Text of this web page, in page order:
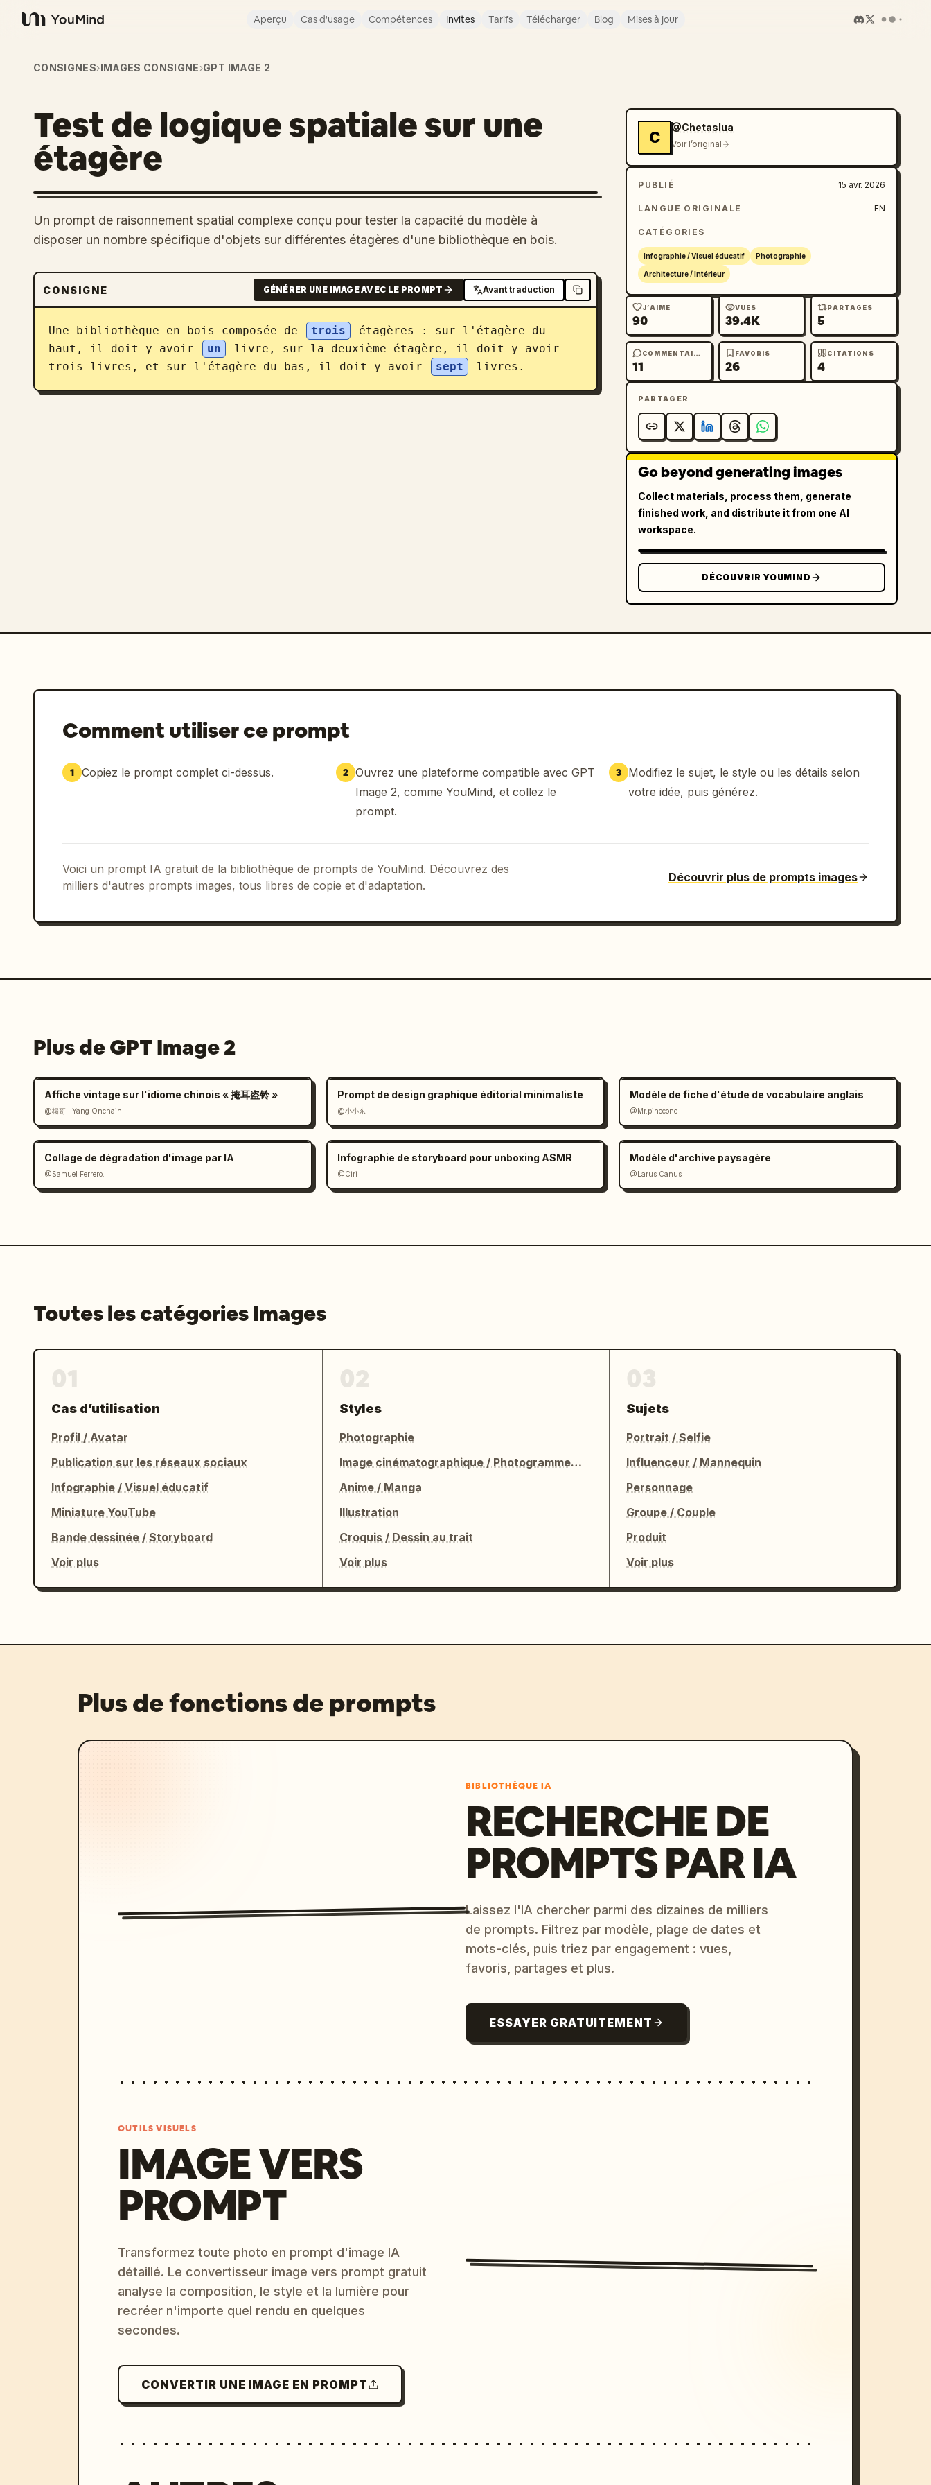
YouMind
Aperçu Cas d'usage Compétences Invites Tarifs Télécharger Blog Mises à jour
CONSIGNES›IMAGES CONSIGNE›GPT IMAGE 2
Test de logique spatiale sur une
étagère
Un prompt de raisonnement spatial complexe conçu pour tester la capacité du modèle à
disposer un nombre spécifique d'objets sur différentes étagères d'une bibliothèque en bois.
CONSIGNE GÉNÉRER UNE IMAGE AVEC LE PROMPT Avant traduction
Une bibliothèque en bois composée de trois
étagères : sur l'étagère du
haut, il doit y avoir
un
livre, sur la deuxième étagère, il doit y avoir
trois livres, et sur l'étagère du bas, il doit y avoir
sept livres.
C
@Chetaslua
Voir l’original
PUBLIÉ 15 avr. 2026
LANGUE ORIGINALE EN
CATÉGORIES
Infographie / Visuel éducatif Photographie
Architecture / Intérieur
J’AIME
90
VUES
39.4K
PARTAGES
5
COMMENTAIRES
11
FAVORIS
26
CITATIONS
4
PARTAGER
Go beyond generating images
Collect materials, process them, generate
finished work, and distribute it from one AI
workspace.
DÉCOUVRIR YOUMIND
Comment utiliser ce prompt
1 Copiez le prompt complet ci-dessus. 2 Ouvrez une plateforme compatible avec GPT
Image 2, comme YouMind, et collez le
prompt.
3
Modifiez le sujet, le style ou les détails selon
votre idée, puis générez.
Voici un prompt IA gratuit de la bibliothèque de prompts de YouMind. Découvrez des
milliers d'autres prompts images, tous libres de copie et d'adaptation.
Découvrir plus de prompts images
Plus de GPT Image 2
Affiche vintage sur l'idiome chinois « 掩耳盗铃 »
@楊哥 | Yang Onchain
Prompt de design graphique éditorial minimaliste
@小小东
Modèle de fiche d'étude de vocabulaire anglais
@Mr.pinecone
Collage de dégradation d'image par IA
@Samuel Ferrero.
Infographie de storyboard pour unboxing ASMR
@Ciri
Modèle d'archive paysagère
@Larus Canus
Toutes les catégories Images
Cas d’utilisation
Profil / Avatar
Publication sur les réseaux sociaux
Infographie / Visuel éducatif
Miniature YouTube
Bande dessinée / Storyboard
Voir plus
Styles
Photographie
Image cinématographique / Photogramme de film
Anime / Manga
Illustration
Croquis / Dessin au trait
Voir plus
Sujets
Portrait / Selfie
Influenceur / Mannequin
Personnage
Groupe / Couple
Produit
Voir plus
Plus de fonctions de prompts
BIBLIOTHÈQUE IA
RECHERCHE DE
PROMPTS PAR IA
Laissez l'IA chercher parmi des dizaines de milliers
de prompts. Filtrez par modèle, plage de dates et
mots-clés, puis triez par engagement : vues,
favoris, partages et plus.
ESSAYER GRATUITEMENT
OUTILS VISUELS
IMAGE VERS
PROMPT
Transformez toute photo en prompt d'image IA
détaillé. Le convertisseur image vers prompt gratuit
analyse la composition, le style et la lumière pour
recréer n'importe quel rendu en quelques
secondes.
CONVERTIR UNE IMAGE EN PROMPT